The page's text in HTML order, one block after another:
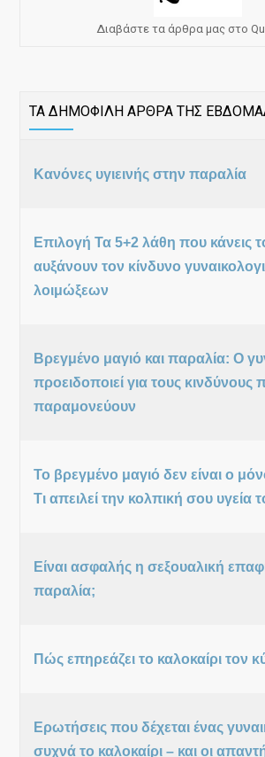
Διαβάστε τα άρθρα μας στο
ΤΑ ΔΗΜΟΦΙΛΗ ΑΡΘΡΑ ΤΗΣ
Κανόνες υγιεινής στην παραλία
Επιλογή Τα 5+2 λάθη που κάνεις
αυξάνουν τον κίνδυνο
λοιμώξεων
Βρεγμένο μαγιό και παραλία: Ο
προειδοποιεί για τους κινδύνους
παραμονεύουν
Το βρεγμένο μαγιό δεν είναι ο
Τι απειλεί την κολπική σου υγεία
Είναι ασφαλής η σεξουαλική
παραλία;
Πώς επηρεάζει το καλοκαίρι τον
Ερωτήσεις που δέχεται ένας
συχνά το καλοκαίρι – και οι